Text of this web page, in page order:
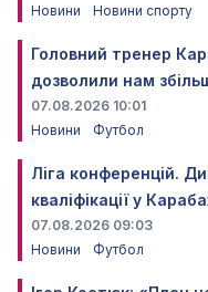
Новини
Новини спорту
Головний тренер
дозволили нам
07.08.2026 10:01
Новини
Футбол
Ліга конференцій.
кваліфікації у
07.08.2026 09:03
Новини
Футбол